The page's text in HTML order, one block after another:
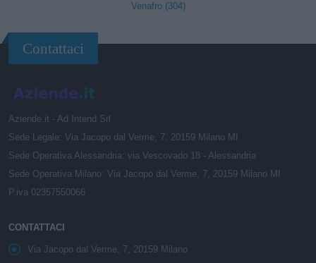
Venafro (304)
Contattaci
Aziende.it - Ad Intend Srl
Sede Legale: Via Jacopo dal Verme, 7, 20159 Milano MI
Sede Operativa Alessandria: via Vescovado 18 - Alessandria
Sede Operativa Milano: Via Jacopo dal Verme, 7, 20159 Milano MI
P.iva 02357550066
CONTATTACI
Via Jacopo dal Verme, 7, 20159 Milano